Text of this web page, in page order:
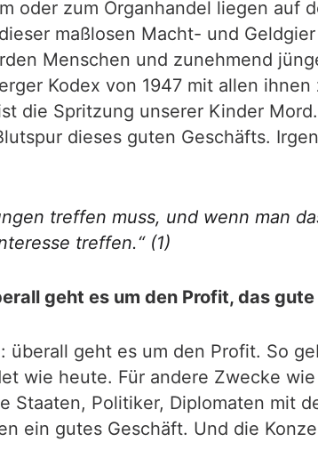
oder zum Organhandel liegen auf
maßlosen Macht- und
Menschen und zunehmend
Kodex von 1947 mit allen
die Spritzung unserer Kinder
dieses guten Geschäfts.
treffen muss, und wenn man
treffen.“(1)
geht es um den Profit, das
geht es um den Profit. So
wie heute. Für andere Zwecke
Politiker, Diplomaten mit
ein gutes Geschäft. Und die